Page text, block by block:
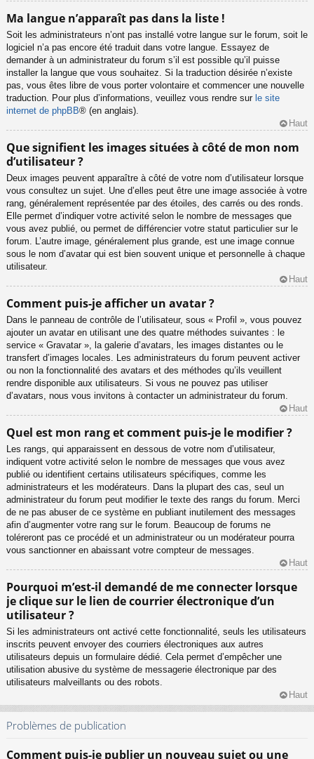
Ma langue n’apparaît pas dans la liste !
Soit les administrateurs n’ont pas installé votre langue sur le forum, soit le
logiciel n’a pas encore été traduit dans votre langue. Essayez de
demander à un administrateur du forum s’il est possible qu’il puisse
installer la langue que vous souhaitez. Si la traduction désirée n’existe
pas, vous êtes libre de vous porter volontaire et commencer une nouvelle
traduction. Pour plus d’informations, veuillez vous rendre sur le site
internet de phpBB® (en anglais).
Haut
Que signifient les images situées à côté de mon nom
d’utilisateur ?
Deux images peuvent apparaître à côté de votre nom d’utilisateur lorsque
vous consultez un sujet. Une d’elles peut être une image associée à votre
rang, généralement représentée par des étoiles, des carrés ou des ronds.
Elle permet d’indiquer votre activité selon le nombre de messages que
vous avez publié, ou permet de différencier votre statut particulier sur le
forum. L’autre image, généralement plus grande, est une image connue
sous le nom d’avatar qui est bien souvent unique et personnelle à chaque
utilisateur.
Haut
Comment puis-je afficher un avatar ?
Dans le panneau de contrôle de l’utilisateur, sous « Profil », vous pouvez
ajouter un avatar en utilisant une des quatre méthodes suivantes : le
service « Gravatar », la galerie d’avatars, les images distantes ou le
transfert d’images locales. Les administrateurs du forum peuvent activer
ou non la fonctionnalité des avatars et des méthodes qu’ils veuillent
rendre disponible aux utilisateurs. Si vous ne pouvez pas utiliser
d’avatars, nous vous invitons à contacter un administrateur du forum.
Haut
Quel est mon rang et comment puis-je le modifier ?
Les rangs, qui apparaissent en dessous de votre nom d’utilisateur,
indiquent votre activité selon le nombre de messages que vous avez
publié ou identifient certains utilisateurs spécifiques, comme les
administrateurs et les modérateurs. Dans la plupart des cas, seul un
administrateur du forum peut modifier le texte des rangs du forum. Merci
de ne pas abuser de ce système en publiant inutilement des messages
afin d’augmenter votre rang sur le forum. Beaucoup de forums ne
toléreront pas ce procédé et un administrateur ou un modérateur pourra
vous sanctionner en abaissant votre compteur de messages.
Haut
Pourquoi m’est-il demandé de me connecter lorsque
je clique sur le lien de courrier électronique d’un
utilisateur ?
Si les administrateurs ont activé cette fonctionnalité, seuls les utilisateurs
inscrits peuvent envoyer des courriers électroniques aux autres
utilisateurs depuis un formulaire dédié. Cela permet d’empêcher une
utilisation abusive du système de messagerie électronique par des
utilisateurs malveillants ou des robots.
Haut
Problèmes de publication
Comment puis-je publier un nouveau sujet ou une